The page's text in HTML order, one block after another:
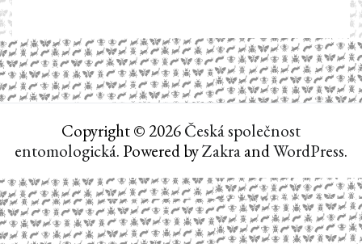
Copyright © 2026Česká společnost
entomologická. Powered byZakraandWordPress.